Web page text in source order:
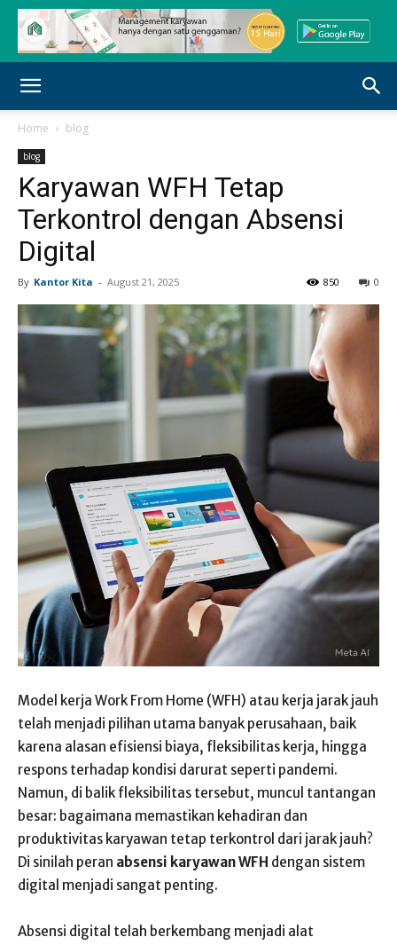
Home blog
blog
Karyawan WFH Tetap
Terkontrol dengan Absensi
Digital
By Kantor Kita - August 21, 2025 0
850
Model kerja Work From Home (WFH) atau kerja jarak jauh
telah menjadi pilihan utama banyak perusahaan, baik
karena alasan efisiensi biaya, fleksibilitas kerja, hingga
respons terhadap kondisi darurat seperti pandemi.
Namun, di balik fleksibilitas tersebut, muncul tantangan
besar: bagaimana memastikan kehadiran dan
produktivitas karyawan tetap terkontrol dari jarak jauh?
Di sinilah peran absensi karyawan WFH dengan sistem
digital menjadi sangat penting.
Absensi digital telah berkembang menjadi alat